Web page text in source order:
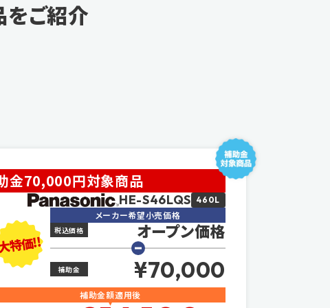
をご紹介
金70,000円対象商品
HE-S46LQS 460L
特価!!
メーカー希望小売価格
税込価格 オープン価格
補助金 ¥70,000
補助金額適用後